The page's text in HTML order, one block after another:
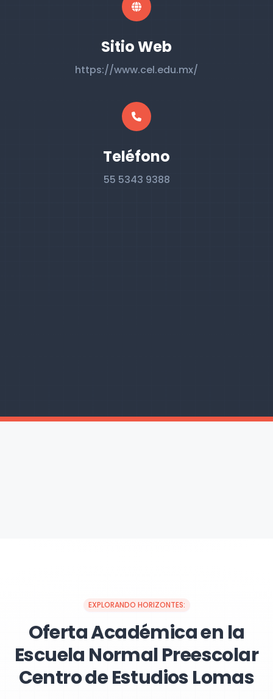
Sitio Web
https://www.cel.edu.mx/
Teléfono
55 5343 9388
EXPLORANDO HORIZONTES:
Oferta Académica en la
Escuela Normal Preescolar
Centro de Estudios Lomas